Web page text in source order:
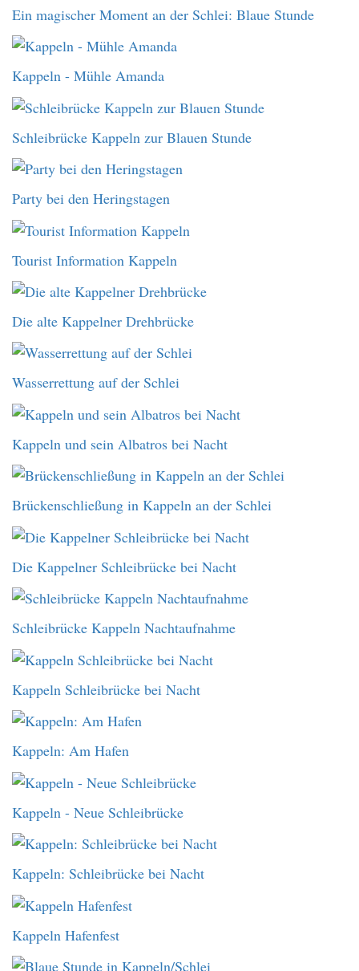
Ein magischer Moment an der Schlei: Blaue Stunde
Kappeln - Mühle Amanda
Schleibrücke Kappeln zur Blauen Stunde
Party bei den Heringstagen
Tourist Information Kappeln
Die alte Kappelner Drehbrücke
Wasserrettung auf der Schlei
Kappeln und sein Albatros bei Nacht
Brückenschließung in Kappeln an der Schlei
Die Kappelner Schleibrücke bei Nacht
Schleibrücke Kappeln Nachtaufnahme
Kappeln Schleibrücke bei Nacht
Kappeln: Am Hafen
Kappeln - Neue Schleibrücke
Kappeln: Schleibrücke bei Nacht
Kappeln Hafenfest